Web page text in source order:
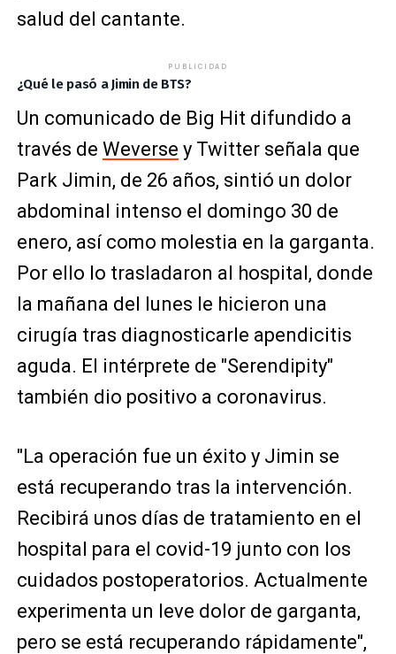
salud del cantante.
PUBLICIDAD
¿Qué le pasó a Jimin de BTS?
Un comunicado de Big Hit difundido a
través de Weverse y Twitter señala que
Park Jimin, de 26 años, sintió un dolor
abdominal intenso el domingo 30 de
enero, así como molestia en la garganta.
Por ello lo trasladaron al hospital, donde
la mañana del lunes le hicieron una
cirugía tras diagnosticarle apendicitis
aguda. El intérprete de "Serendipity"
también dio positivo a coronavirus.
"La operación fue un éxito y Jimin se
está recuperando tras la intervención.
Recibirá unos días de tratamiento en el
hospital para el covid-19 junto con los
cuidados postoperatorios. Actualmente
experimenta un leve dolor de garganta,
pero se está recuperando rápidamente",